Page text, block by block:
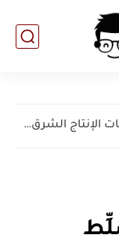
مُلتقى شراكات الإنتاج الشرق الأوسط وشمال أفريقيا يعود في نسخته...
2023 تسلِّط